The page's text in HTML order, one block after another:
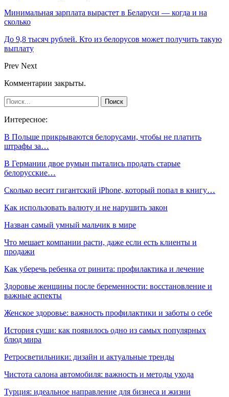
Минимальная зарплата вырастет в Беларуси — когда и на
сколько
До 9,8 тысяч рублей. Кто из белорусов может получить такую
выплату
Prev Next
Комментарии закрыты.
Интересное:
В Польше прикрываются белорусами, чтобы не платить
штрафы за…
В Германии двое румын пытались продать старые
белорусские…
Сколько весит гигантский iPhone, который попал в книгу…
Как использовать валюту и не нарушить закон
Назван самый умный мальчик в мире
Что мешает компании расти, даже если есть клиенты и
продажи
Как уберечь ребенка от ринита: профилактика и лечение
Здоровье женщины после беременности: восстановление и
важные аспекты
Женское здоровье: важность профилактики и заботы о себе
История суши: как появилось одно из самых популярных
блюд мира
Ретросветильники: дизайн и актуальные тренды
Чистота салона автомобиля: важность и методы ухода
Турция: идеальное направление для бизнеса и жизни